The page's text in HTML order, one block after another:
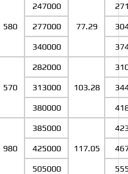
580
247000
77.29
277000
340000
570
282000
103.28
313000
380000
980
385000
117.05
425000
505000